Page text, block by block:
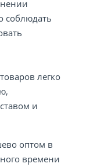
соблюдать
легко
и
оптом в
времени